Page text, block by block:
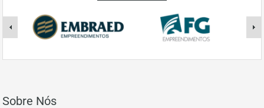
Sobre Nós